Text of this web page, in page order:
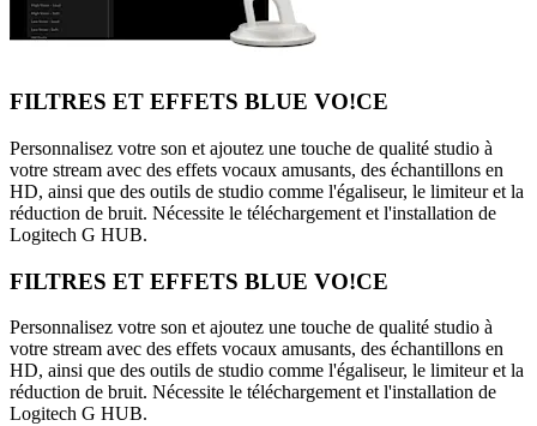
FILTRES ET EFFETS BLUE VO!CE
Personnalisez votre son et ajoutez une touche de qualité studio à
votre stream avec des effets vocaux amusants, des échantillons en
HD, ainsi que des outils de studio comme l'égaliseur, le limiteur et la
réduction de bruit. Nécessite le téléchargement et l'installation de
Logitech G HUB.
FILTRES ET EFFETS BLUE VO!CE
Personnalisez votre son et ajoutez une touche de qualité studio à
votre stream avec des effets vocaux amusants, des échantillons en
HD, ainsi que des outils de studio comme l'égaliseur, le limiteur et la
réduction de bruit. Nécessite le téléchargement et l'installation de
Logitech G HUB.